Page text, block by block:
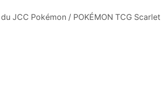
JCC Pokémon / POKÉMON TCG